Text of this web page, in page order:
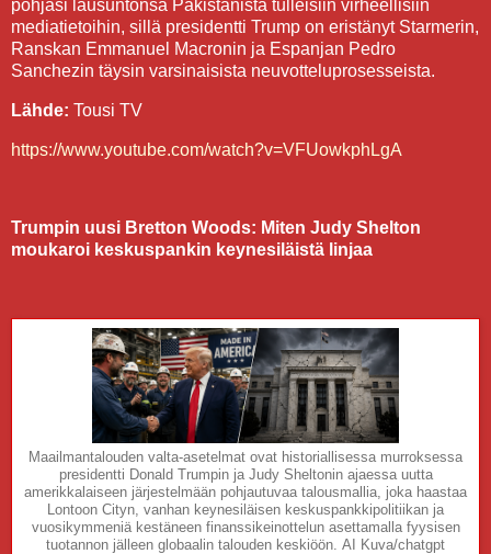
pohjasi lausuntonsa Pakistanista tulleisiin virheellisiin
mediatietoihin, sillä presidentti Trump on eristänyt Starmerin,
Ranskan Emmanuel Macronin ja Espanjan Pedro
Sanchezin täysin varsinaisista neuvotteluprosesseista.
Lähde: Tousi TV
https://www.youtube.com/watch?v=VFUowkphLgA
Trumpin uusi Bretton Woods: Miten Judy Shelton
moukaroi keskuspankin keynesiläistä linjaa
Maailmantalouden valta-asetelmat ovat historiallisessa murroksessa
presidentti Donald Trumpin ja Judy Sheltonin ajaessa uutta
amerikkalaiseen järjestelmään pohjautuvaa talousmallia, joka haastaa
Lontoon Cityn, vanhan keynesiläisen keskuspankkipolitiikan ja
vuosikymmeniä kestäneen finanssikeinottelun asettamalla fyysisen
tuotannon jälleen globaalin talouden keskiöön. AI Kuva/chatgpt